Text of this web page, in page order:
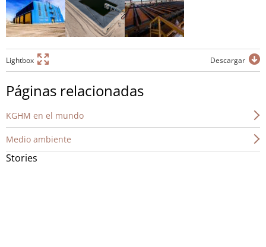
Lightbox Descargar
Páginas relacionadas
KGHM en el mundo
Medio ambiente
Stories